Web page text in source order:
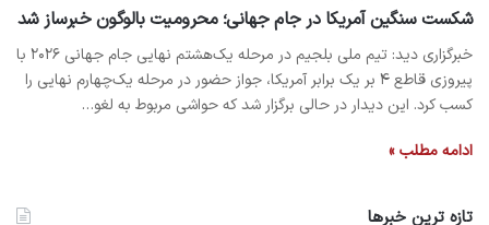
شکست سنگین آمریکا در جام جهانی؛ محرومیت بالوگون خبرساز شد
خبرگزاری دید: تیم ملی بلجیم در مرحله یک‌هشتم نهایی جام جهانی ۲۰۲۶ با
پیروزی قاطع ۴ بر یک برابر آمریکا، جواز حضور در مرحله یک‌چهارم نهایی را
کسب کرد. این دیدار در حالی برگزار شد که حواشی مربوط به لغو…
ادامه مطلب »
تازه ترین خبرها